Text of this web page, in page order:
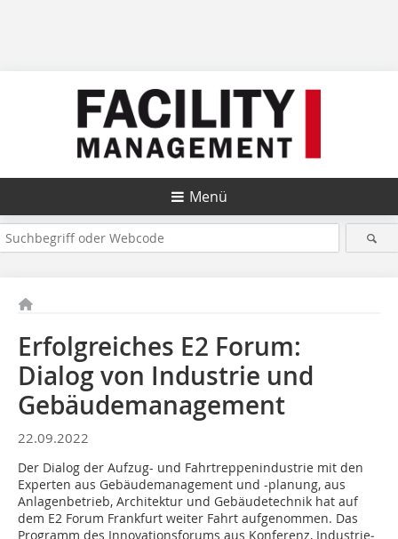
Menü
Erfolgreiches E2 Forum:
Dialog von Industrie und
Gebäudemanagement
22.09.2022
Der Dialog der Aufzug- und Fahrtreppenindustrie mit den
Experten aus Gebäudemanagement und -planung, aus
Anlagenbetrieb, Architektur und Gebäudetechnik hat auf
dem E2 Forum Frankfurt weiter Fahrt aufgenommen. Das
Programm des Innovationsforums aus Konferenz, Industrie­